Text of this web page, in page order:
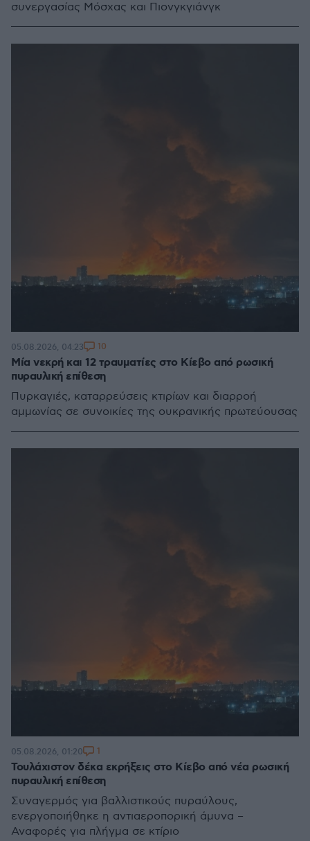
συνεργασίας Μόσχας και Πιονγκγιάνγκ
Μία νεκρή και 12 τραυματίες στο Κίεβο από ρωσική
πυραυλική επίθεση
Πυρκαγιές, καταρρεύσεις κτιρίων και διαρροή
αμμωνίας σε συνοικίες της ουκρανικής πρωτεύουσας
05.08.2026, 04:23 10
Τουλάχιστον δέκα εκρήξεις στο Κίεβο από νέα ρωσική
πυραυλική επίθεση
Συναγερμός για βαλλιστικούς πυραύλους,
ενεργοποιήθηκε η αντιαεροπορική άμυνα –
Αναφορές για πλήγμα σε κτίριο
05.08.2026, 01:20 1